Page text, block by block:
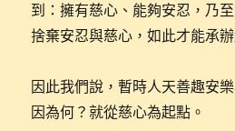
到：擁有慈心、能夠安忍，乃
捨棄安忍與慈心，如此才能承
因此我們說，暫時人天善趣安
因為何？就從慈心為起點。